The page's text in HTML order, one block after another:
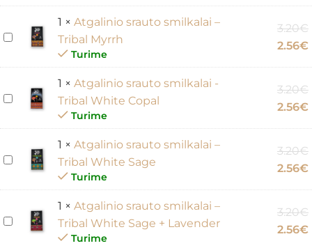
kalnuose”
Atgalinio
smilkalai
Tribal
1 × Atgalinio srauto smilkalai –
Tribal Myrrh
Turime
3.20€
2.56€
Atgalinio
srauto
smilkalai
Tribal
1 × Atgalinio srauto smilkalai -
Tribal White Copal
Turime
3.20€
2.56€
Atgalinio
srauto
smilkalai
Tribal
1 × Atgalinio srauto smilkalai –
Tribal White Sage
Turime
3.20€
2.56€
Atgalinio
1 × Atgalinio srauto smilkalai –
Tribal White Sage + Lavender
Turime
3.20€
2.56€